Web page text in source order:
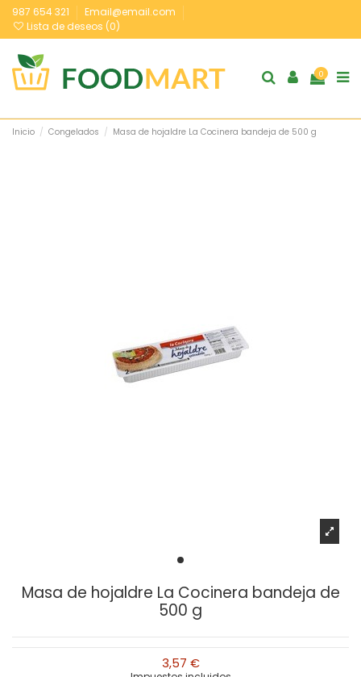
987 654 321
Email@email.com
Lista de deseos (0)
0
Inicio Congelados Masa de hojaldre La Cocinera bandeja de 500 g
Masa de hojaldre La Cocinera bandeja de
500 g
3,57 €